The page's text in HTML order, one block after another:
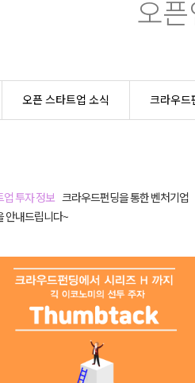
오
오픈 스타트업 소식 크라우드
업 투자 정보 크라우드펀딩을 통한 벤처기업
안내드립니다~